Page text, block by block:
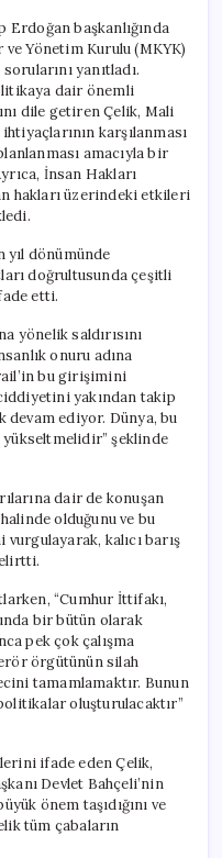
Erdoğan başkanlığında
Yönetim Kurulu (MKYK)
yanıtladı.
dair önemli
dile getiren Çelik, Mali
karşılanması
amacıyla bir
İnsan Hakları
hakları üzerindeki etkileri
dönümünde
doğrultusunda çeşitli
etti.
yönelik saldırısını
onuru adına
bu girişimini
yakından takip
devam ediyor. Dünya, bu
şeklinde
dair de konuşan
olduğunu ve bu
kalıcı barış
“Cumhur İttifakı,
bir bütün olarak
pek çok çalışma
örgütünün silah
tamamlamaktır. Bunun
oluşturulacaktır”
ifade eden Çelik,
Devlet Bahçeli’nin
önem taşıdığını ve
tüm çabaların